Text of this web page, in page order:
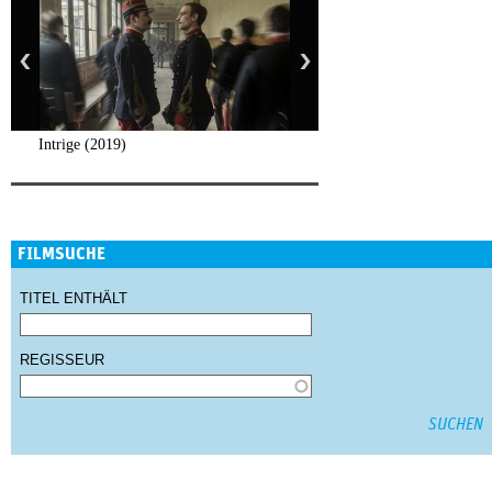
Intrige (2019)
FILMSUCHE
TITEL ENTHÄLT
REGISSEUR